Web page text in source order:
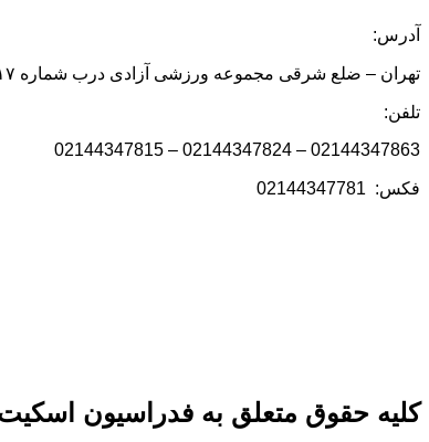
آدرس:
تهران – ضلع شرقی مجموعه ورزشی آزادی درب شماره ۱۷
تلفن:
02144347863 – 02144347824 – 02144347815
فکس: 02144347781
کلیه حقوق متعلق به فدراسیون